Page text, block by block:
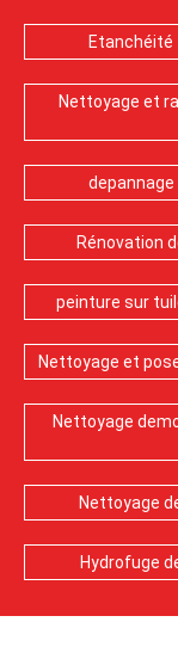
Etanchéité
Nettoyage et
Rénovation
peinture sur
Nettoyage et
Nettoyage
Nettoyage
Hydrofuge